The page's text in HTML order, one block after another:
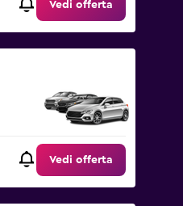
Vedi offerta
Vedi offerta